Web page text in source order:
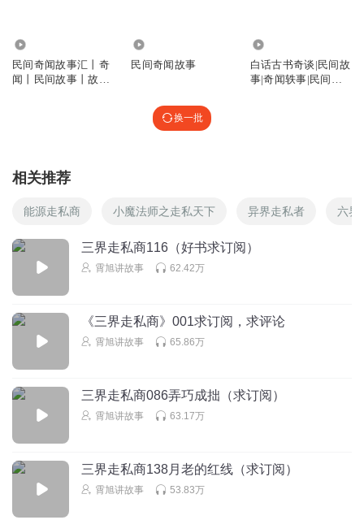
民间奇闻故事汇丨奇
闻丨民间故事丨故事
民间奇闻故事
白话古书奇谈|民间故
事|奇闻轶事|民间邪
换一批
相关推荐
能源走私商 小魔法师之走私天下 异界走私者 六界
三界走私商116（好书求订阅）
霄旭讲故事 62.42万
《三界走私商》001求订阅，求评论
霄旭讲故事 65.86万
三界走私商086弄巧成拙（求订阅）
霄旭讲故事 63.17万
三界走私商138月老的红线（求订阅）
霄旭讲故事 53.83万